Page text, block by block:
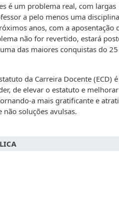
é um problema real, com largas
a pelo menos uma
anos, com a aposentação
não for revertido, estará
das maiores conquistas do
da Carreira Docente (ECD)
de elevar o estatuto e
a mais gratificante e
não soluções avulsas.